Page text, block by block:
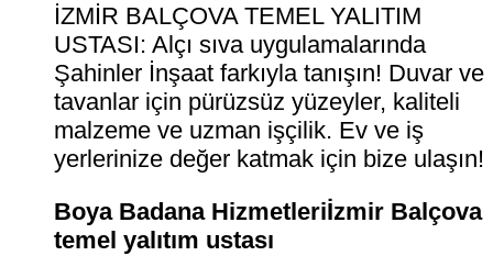
İZMİR BALÇOVA TEMEL YALITIM
USTASI: Alçı sıva uygulamalarında
Şahinler İnşaat farkıyla tanışın! Duvar ve
tavanlar için pürüzsüz yüzeyler, kaliteli
malzeme ve uzman işçilik. Ev ve iş
yerlerinize değer katmak için bize ulaşın!
Boya Badana Hizmetleriİzmir Balçova
temel yalıtım ustası